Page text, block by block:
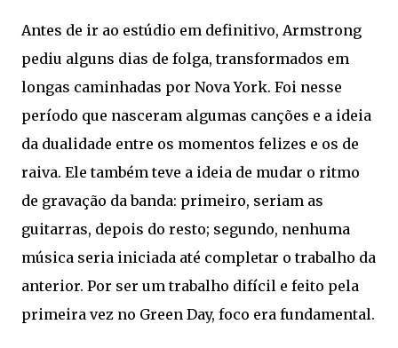
Antes de ir ao estúdio em definitivo, Armstrong
pediu alguns dias de folga, transformados em
longas caminhadas por Nova York. Foi nesse
período que nasceram algumas canções e a ideia
da dualidade entre os momentos felizes e os de
raiva. Ele também teve a ideia de mudar o ritmo
de gravação da banda: primeiro, seriam as
guitarras, depois do resto; segundo, nenhuma
música seria iniciada até completar o trabalho da
anterior. Por ser um trabalho difícil e feito pela
primeira vez no Green Day, foco era fundamental.